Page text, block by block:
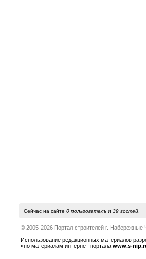
Сейчас на сайте 0 пользовательи 39 гостей.
© 2005-2026 Портал строителей г.
Использование редакционных материалов
«по материалам интернет-портала www.s-